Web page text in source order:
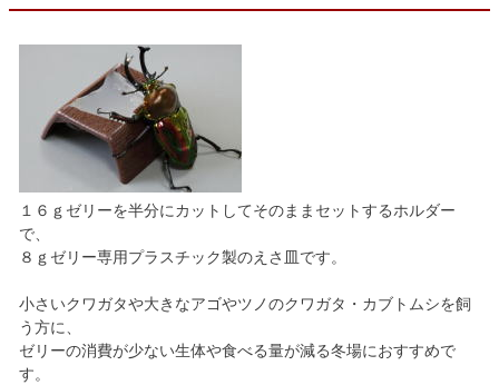
１６ｇゼリーを半分にカットしてそのままセットするホルダー
で、
８ｇゼリー専用プラスチック製のえさ皿です。
小さいクワガタや大きなアゴやツノのクワガタ・カブトムシを飼
う方に、
ゼリーの消費が少ない生体や食べる量が減る冬場におすすめで
す。